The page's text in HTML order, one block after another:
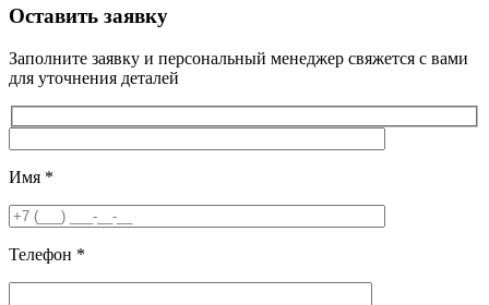
Оставить заявку
Заполните заявку и персональный менеджер свяжется с вами
для уточнения деталей
Имя *
Телефон *